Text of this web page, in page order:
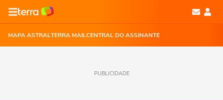
MAPA ASTRALTERRA MAILCENTRAL DO ASSINANTE
PUBLICIDADE